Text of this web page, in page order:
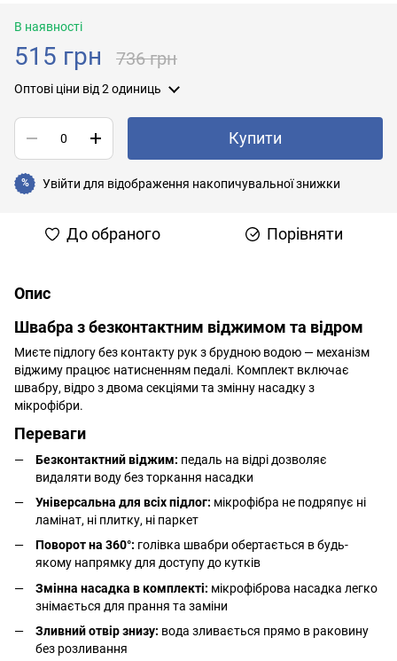
В наявності
515 грн 736 грн
Оптові ціни від 2 одиниць
Купити
% Увійти для відображення накопичувальної знижки
До обраного Порівняти
Опис
Швабра з безконтактним віджимом та відром
Миєте підлогу без контакту рук з брудною водою — механізм
віджиму працює натисненням педалі. Комплект включає
швабру, відро з двома секціями та змінну насадку з
мікрофібри.
Переваги
Безконтактний віджим: педаль на відрі дозволяє
видаляти воду без торкання насадки
Універсальна для всіх підлог: мікрофібра не подряпує ні
ламінат, ні плитку, ні паркет
Поворот на 360°: голівка швабри обертається в будь-
якому напрямку для доступу до кутків
Змінна насадка в комплекті: мікрофіброва насадка легко
знімається для прання та заміни
Зливний отвір знизу: вода зливається прямо в раковину
без розливання